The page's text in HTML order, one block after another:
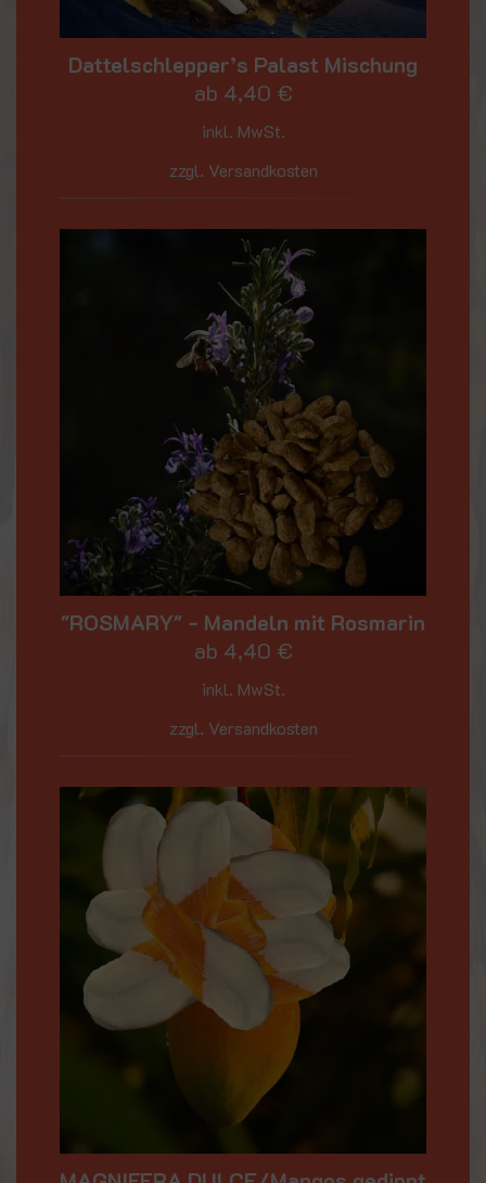
Dattelschlepper’s Palast Mischung
ab 4,40 €
inkl. MwSt.
zzgl. Versandkosten
"ROSMARY" - Mandeln mit Rosmarin
ab 4,40 €
inkl. MwSt.
zzgl. Versandkosten